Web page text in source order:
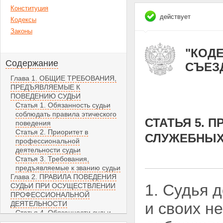
Конституция
Кодексы
Законы
Содержание
Глава 1. ОБЩИЕ ТРЕБОВАНИЯ,
ПРЕДЪЯВЛЯЕМЫЕ К
ПОВЕДЕНИЮ СУДЬИ
Статья 1. Обязанность судьи
соблюдать правила этического
поведения
Статья 2. Приоритет в
профессиональной
деятельности судьи
Статья 3. Требования,
предъявляемые к званию судьи
Глава 2. ПРАВИЛА ПОВЕДЕНИЯ
СУДЬИ ПРИ ОСУЩЕСТВЛЕНИИ
ПРОФЕССИОНАЛЬНОЙ
ДЕЯТЕЛЬНОСТИ
Статья 4. Обязанности судьи
действует
СТАТЬЯ 5.
1. Судья
и своих